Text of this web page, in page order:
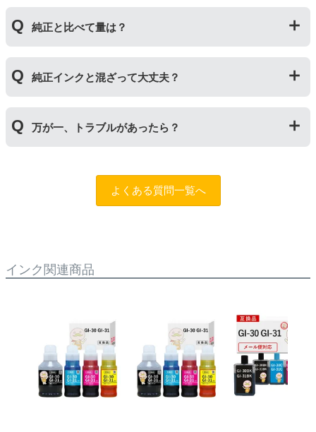
ていますが、互換品にはありません。プリンターにイン
クを補充する際は入れ間違いに十分ご注意ください。
純正と比べて量は？
【GI-390】
純正品：ブラック135ml/カラー各70ml
互換品：ブラック175ml/カラー各140ml
純正品：ブラック170ml/カラー各135ml
【GI-30】
【GI-31】
互換品：ブラック170ml/カラー各70ml
純正品：ブラック135ml/カラー各70ml
純正インクと混ざって大丈夫？
ません。純正インクは高品質なので、互換インクを入れ
るのは純正インクを使い切った後の方がオススメです。
万が一、トラブルがあったら？
チャットロボット
」を設けておりますので、ご購入商品とご使用プリン
よくある質問一覧へ
インク関連商品